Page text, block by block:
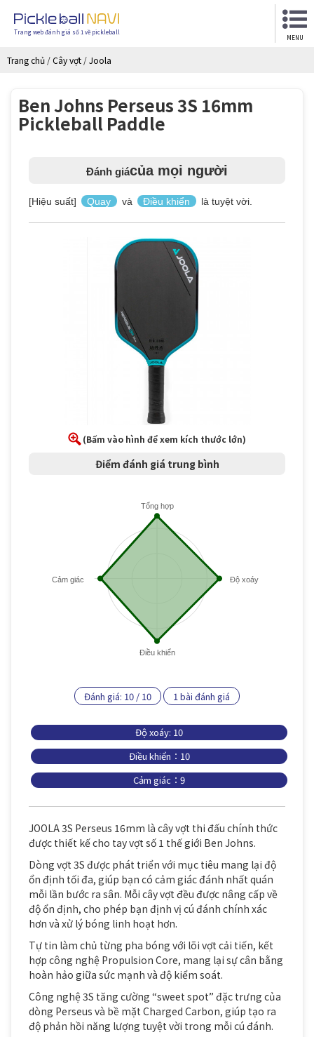
Trang web đánh giá số 1 về pickleball
MENU
Trang chủ /Cây vợt /Joola
Ben Johns Perseus 3S 16mm
Pickleball Paddle
Đánh giácủa mọi người
[Hiệu suất] Quay và Điều khiển là tuyệt vời.
(Bấm vào hình để xem kích thước lớn)
Điểm đánh giá trung bình
Tổng hợp
Độ xoáy
Điều khiển
Cảm giác
Đánh giá: 10 / 10 1bài đánh giá
Độ xoáy: 10
Điều khiển：10
Cảm giác：9
JOOLA 3S Perseus 16mm là cây vợt thi đấu chính thức
được thiết kế cho tay vợt số 1 thế giới Ben Johns.
Dòng vợt 3S được phát triển với mục tiêu mang lại độ
ổn định tối đa, giúp bạn có cảm giác đánh nhất quán
mỗi lần bước ra sân. Mỗi cây vợt đều được nâng cấp về
độ ổn định, cho phép bạn định vị cú đánh chính xác
hơn và xử lý bóng linh hoạt hơn.
Tự tin làm chủ từng pha bóng với lõi vợt cải tiến, kết
hợp công nghệ Propulsion Core, mang lại sự cân bằng
hoàn hảo giữa sức mạnh và độ kiểm soát.
Công nghệ 3S tăng cường “sweet spot” đặc trưng của
dòng Perseus và bề mặt Charged Carbon, giúp tạo ra
độ phản hồi năng lượng tuyệt vời trong mỗi cú đánh.